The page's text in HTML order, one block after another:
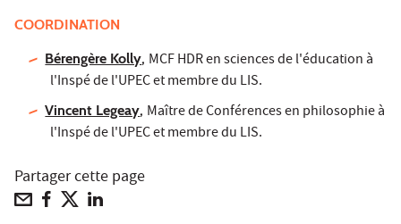
COORDINATION
Bérengère Kolly, MCF HDR en sciences de l'éducation à
l'Inspé de l'UPEC et membre du LIS.
Vincent Legeay, Maître de Conférences en philosophie à
l'Inspé de l'UPEC et membre du LIS.
Partager cette page